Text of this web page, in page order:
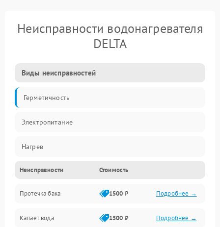
Неисправности водонагревателя
DELTA
Виды неисправностей
Герметичность
Электропитание
Нагрев
Датчики
Механика
Неисправности Стоимость
Протечка бака 1500 ₽ Подробнее →
Капает вода 1500 ₽ Подробнее →